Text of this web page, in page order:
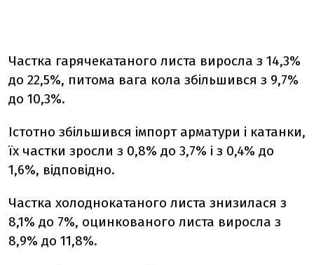
Частка гарячекатаного листа виросла з 14,3%
до 22,5%, питома вага кола збільшився з 9,7%
до 10,3%.
Істотно збільшився імпорт арматури і катанки,
їх частки зросли з 0,8% до 3,7% і з 0,4% до
1,6%, відповідно.
Частка холоднокатаного листа знизилася з
8,1% до 7%, оцинкованого листа виросла з
8,9% до 11,8%.